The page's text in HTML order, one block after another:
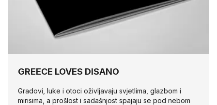
GREECE LOVES DISANO
Gradovi, luke i otoci oživljavaju svjetlima, glazbom i
mirisima, a prošlost i sadašnjost spajaju se pod nebom